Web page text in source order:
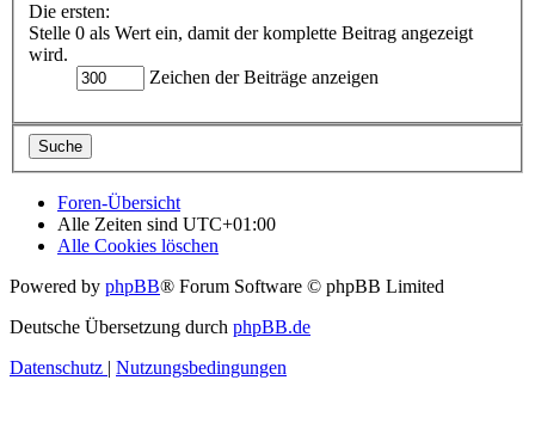
Die ersten:
Stelle 0 als Wert ein, damit der komplette Beitrag angezeigt
wird.
Zeichen der Beiträge anzeigen
Foren-Übersicht
Alle Zeiten sind UTC+01:00
Alle Cookies löschen
Powered by phpBB® Forum Software © phpBB Limited
Deutsche Übersetzung durch phpBB.de
Datenschutz | Nutzungsbedingungen